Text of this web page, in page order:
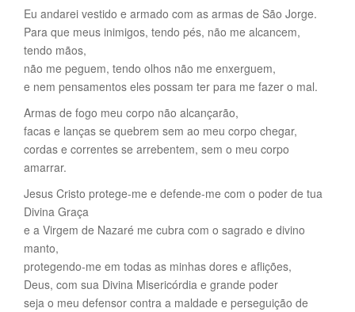
Eu andarei vestido e armado com as armas de São Jorge.
Para que meus inimigos, tendo pés, não me alcancem,
tendo mãos,
não me peguem, tendo olhos não me enxerguem,
e nem pensamentos eles possam ter para me fazer o mal.
Armas de fogo meu corpo não alcançarão,
facas e lanças se quebrem sem ao meu corpo chegar,
cordas e correntes se arrebentem, sem o meu corpo
amarrar.
Jesus Cristo protege-me e defende-me com o poder de tua
Divina Graça
e a Virgem de Nazaré me cubra com o sagrado e divino
manto,
protegendo-me em todas as minhas dores e aflições,
Deus, com sua Divina Misericórdia e grande poder
seja o meu defensor contra a maldade e perseguição de